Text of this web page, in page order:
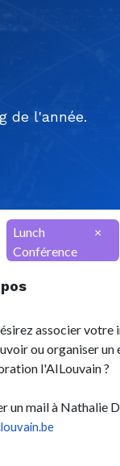
de l'année.
Lunch
Conférence
×
associer votre
ou organiser un
l'AILouvain ?
un mail à Nathalie